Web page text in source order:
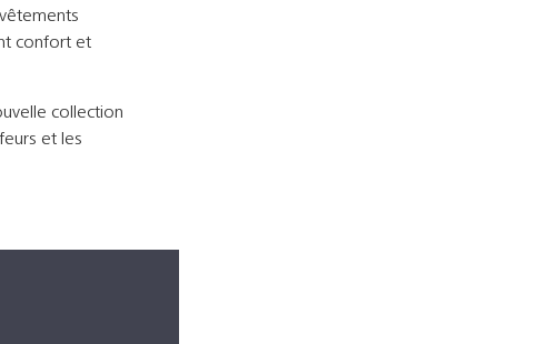
confort et
collection
et les